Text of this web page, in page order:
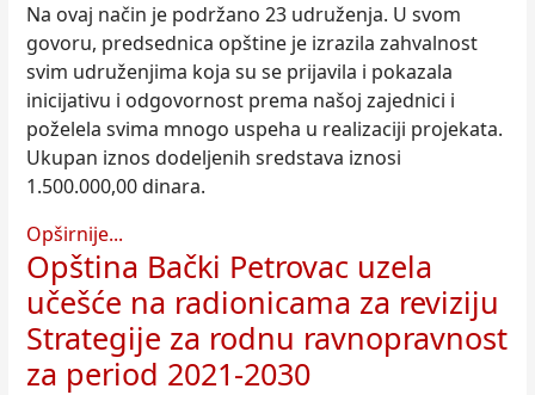
Na ovaj način je podržano 23 udruženja. U svom
govoru, predsednica opštine je izrazila zahvalnost
svim udruženjima koja su se prijavila i pokazala
inicijativu i odgovornost prema našoj zajednici i
poželela svima mnogo uspeha u realizaciji projekata.
Ukupan iznos dodeljenih sredstava iznosi
1.500.000,00 dinara.
Opširnije...
Opština Bački Petrovac uzela
učešće na radionicama za reviziju
Strategije za rodnu ravnopravnost
za period 2021-2030